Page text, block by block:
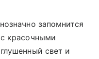
запомнится
красочными
свет и